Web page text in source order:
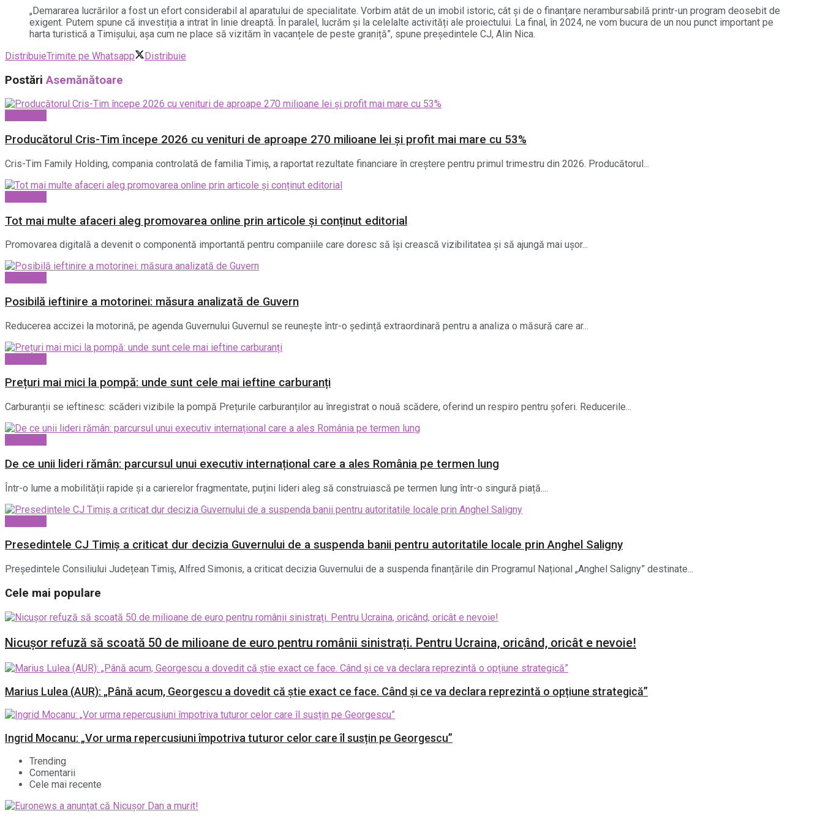
„Demararea lucrărilor a fost un efort considerabil al aparatului de specialitate. Vorbim atât de un imobil istoric, cât și de o finanțare nerambursabilă printr-un program deosebit de
exigent. Putem spune că investiția a intrat în linie dreaptă. În paralel, lucrăm și la celelalte activități ale proiectului. La final, în 2024, ne vom bucura de un nou punct important pe
harta turistică a Timișului, așa cum ne place să vizităm în vacanțele de peste graniță”, spune președintele CJ, Alin Nica.
DistribuieTrimite pe Whatsapp Distribuie
PostăriAsemănătoare
Producătorul Cris-Tim începe 2026 cu venituri de aproape 270 milioane lei și profit mai mare cu 53%
Cris-Tim Family Holding, compania controlată de familia Timiș, a raportat rezultate financiare în creștere pentru primul trimestru din 2026. Producătorul...
Tot mai multe afaceri aleg promovarea online prin articole și conținut editorial
Promovarea digitală a devenit o componentă importantă pentru companiile care doresc să își crească vizibilitatea și să ajungă mai ușor...
Posibilă ieftinire a motorinei: măsura analizată de Guvern
Reducerea accizei la motorină, pe agenda Guvernului Guvernul se reunește într-o ședință extraordinară pentru a analiza o măsură care ar...
Prețuri mai mici la pompă: unde sunt cele mai ieftine carburanți
Carburanții se ieftinesc: scăderi vizibile la pompă Prețurile carburanților au înregistrat o nouă scădere, oferind un respiro pentru șoferi. Reducerile...
De ce unii lideri rămân: parcursul unui executiv internațional care a ales România pe termen lung
Într-o lume a mobilității rapide și a carierelor fragmentate, puțini lideri aleg să construiască pe termen lung într-o singură piață....
Presedintele CJ Timiș a criticat dur decizia Guvernului de a suspenda banii pentru autoritatile locale prin Anghel Saligny
Președintele Consiliului Județean Timiș, Alfred Simonis, a criticat decizia Guvernului de a suspenda finanțările din Programul Național „Anghel Saligny” destinate...
Cele mai populare
Nicușor refuză să scoată 50 de milioane de euro pentru românii sinistrați. Pentru Ucraina, oricând, oricât e nevoie!
Marius Lulea (AUR): „Până acum, Georgescu a dovedit că știe exact ce face. Când și ce va declara reprezintă o opțiune strategică”
Ingrid Mocanu: „Vor urma repercusiuni împotriva tuturor celor care îl susțin pe Georgescu”
Trending
Comentarii
Cele mai recente